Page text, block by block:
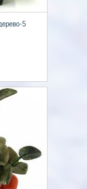
5